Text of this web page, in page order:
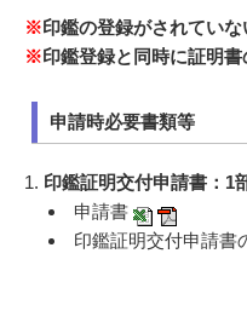
※印鑑の登録がされていな
※印鑑登録と同時に証明書
申請時必要書類等
1. 印鑑証明交付申請書：1
申請書
印鑑証明交付申請書